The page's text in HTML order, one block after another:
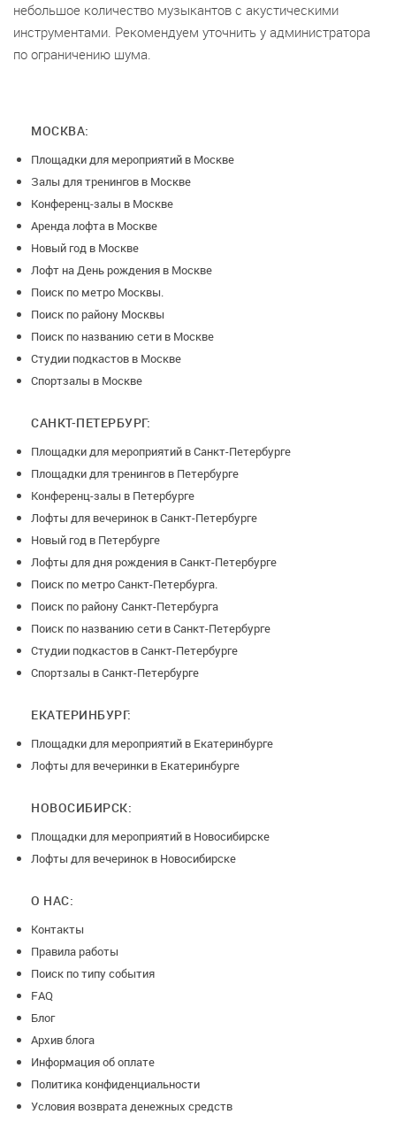
небольшое количество музыкантов с акустическими
инструментами. Рекомендуем уточнить у администратора
по ограничению шума.
МОСКВА:
Площадки для мероприятий в Москве
Залы для тренингов в Москве
Конференц-залы в Москве
Аренда лофта в Москве
Новый год в Москве
Лофт на День рождения в Москве
Поиск по метро Москвы.
Поиск по району Москвы
Поиск по названию сети в Москве
Студии подкастов в Москве
Спортзалы в Москве
САНКТ-ПЕТЕРБУРГ:
Площадки для мероприятий в Санкт-Петербурге
Площадки для тренингов в Петербурге
Конференц-залы в Петербурге
Лофты для вечеринок в Санкт-Петербурге
Новый год в Петербурге
Лофты для дня рождения в Санкт-Петербурге
Поиск по метро Санкт-Петербурга.
Поиск по району Санкт-Петербурга
Поиск по названию сети в Санкт-Петербурге
Студии подкастов в Санкт-Петербурге
Спортзалы в Санкт-Петербурге
ЕКАТЕРИНБУРГ:
Площадки для мероприятий в Екатеринбурге
Лофты для вечеринки в Екатеринбурге
НОВОСИБИРСК:
Площадки для мероприятий в Новосибирске
Лофты для вечеринок в Новосибирске
О НАС:
Контакты
Правила работы
Поиск по типу события
FAQ
Блог
Архив блога
Информация об оплате
Политика конфиденциальности
Условия возврата денежных средств